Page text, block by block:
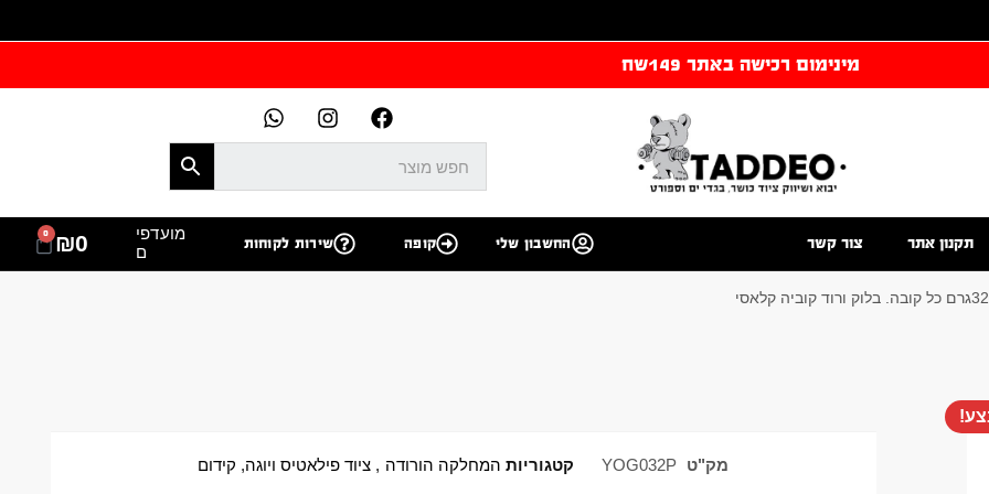
מינימום רכישה באתר 149שח
תקנון אתר צור קשר החשבון שלי קופה שירות לקוחות
מועדפי
ם
₪0
0
מק"ט YOG032P קטגוריות המחלקה הורודה , ציוד פילאטיס ויוגה, קידום